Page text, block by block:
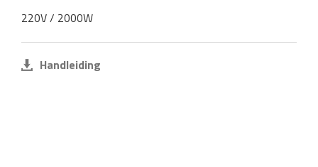
220V / 2000W
Handleiding